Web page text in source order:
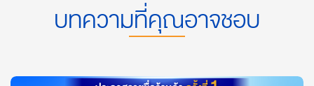
บทความที่คุณอาจชอบ